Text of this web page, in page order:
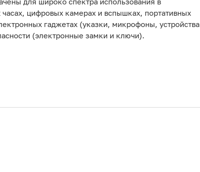
цифровых камерах и вспышках, портативных
гаджетах (указки, микрофоны, устройства
(электронные замки и ключи).